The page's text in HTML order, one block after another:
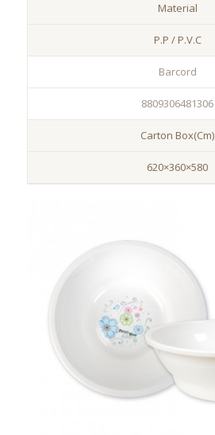
Material
P.P / P.V.C
Barcord
8809306481306
Carton Box(Cm)
620×360×580